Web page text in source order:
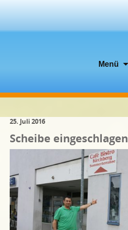
Menü
25. Juli 2016
Scheibe eingeschlagen